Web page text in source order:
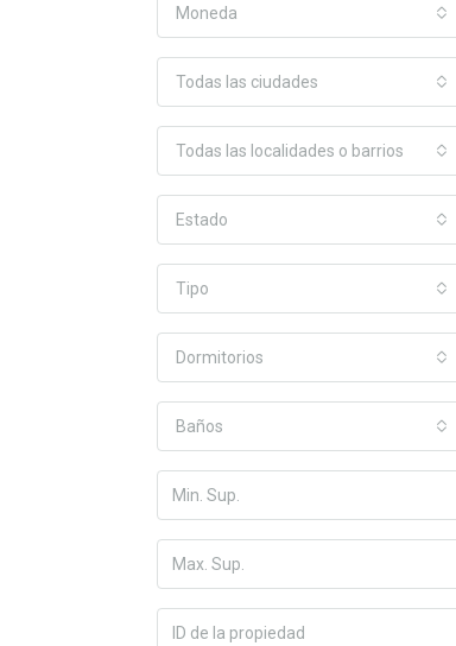
Moneda
Todas las ciudades
Todas las localidades o barrios
Estado
Tipo
Dormitorios
Baños